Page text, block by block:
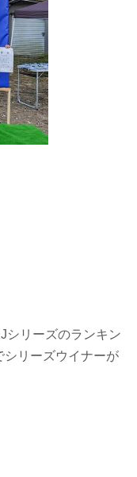
シリーズのランキン
シリーズウイナーが